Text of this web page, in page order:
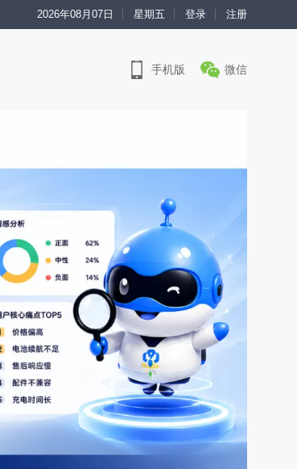
2026年08月07日 星期五 登录 注册
手机版 微信